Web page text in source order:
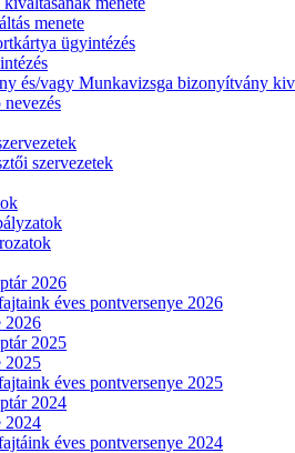
menete
ügyintézés
és/vagy Munkavizsga bizonyítvány
szervezetek
2026
éves pontversenye 2026
2026
2025
2025
éves pontversenye 2025
2024
2024
éves pontversenye 2024